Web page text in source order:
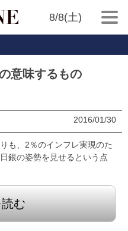
8/8(土)
意味するもの
2016/01/30
も、2％のインフレ実現のた
銀の姿勢を見せるという点
む